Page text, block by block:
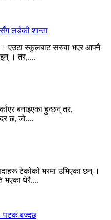
लडेकी शान्ता
। एउटा स्कुलबाट सरुवा भएर आफ्नै
। तर,....
बनाइएका हुन्छन् तर,
छ, जो....
टेकोको भरमा उभिएका छन् ।
भएका धेरै....
पटक बज्दछ